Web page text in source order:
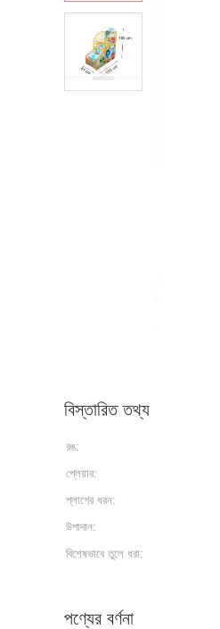
বিস্তারিত তথ্য
রঙ:
প্লেয়ার:
প্লাগের ধরন:
উপাদান:
বিশেষভাবে তুলে ধরা:
পণ্যের বর্ণনা